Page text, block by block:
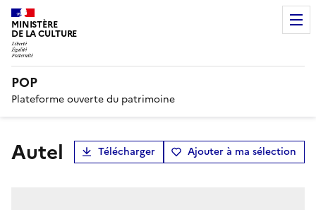
MINISTÈRE
DE LA CULTURE
POP
Plateforme ouverte du patrimoine
Autel Télécharger Ajouter à ma sélection